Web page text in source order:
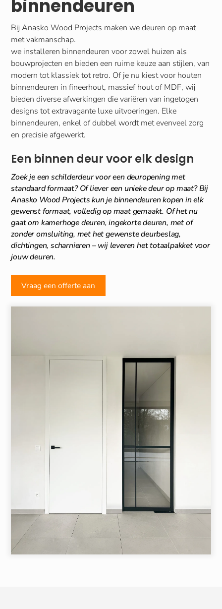
binnendeuren
Bij Anasko Wood Projects maken we deuren op maat
met vakmanschap.
we installeren binnendeuren voor zowel huizen als
bouwprojecten en bieden een ruime keuze aan stijlen, van
modern tot klassiek tot retro. Of je nu kiest voor houten
binnendeuren in fineerhout, massief hout of MDF, wij
bieden diverse afwerkingen die variëren van ingetogen
designs tot extravagante luxe uitvoeringen. Elke
binnendeuren, enkel of dubbel wordt met evenveel zorg
en precisie afgewerkt.
Een binnen deur voor elk design
Zoek je een schilderdeur voor een deuropening met
standaard formaat? Of liever een unieke deur op maat? Bij
Anasko Wood Projects kun je binnendeuren kopen in elk
gewenst formaat, volledig op maat gemaakt. Of het nu
gaat om kamerhoge deuren, ingekorte deuren, met of
zonder omsluiting, met het gewenste deurbeslag,
dichtingen, scharnieren – wij leveren het totaalpakket voor
jouw deuren.
Vraag een offerte aan